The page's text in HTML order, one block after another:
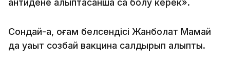
антидене қалыптасқанша сақ болу керек».
Сондай-ақ, қоғам белсендісі Жанболат Мамай
да уақыт созбай вакцина салдырып алыпты.